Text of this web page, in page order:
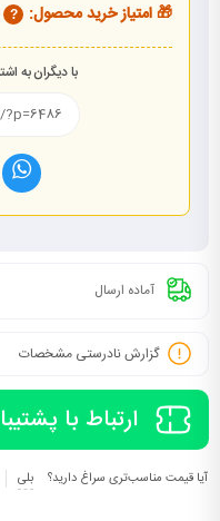
🎁 امتیاز خرید محصول: ?
با دیگران به
آماده ارسال
گزارش نادرستی مشخصات
ارتباط با
آیا قیمت مناسب‌تری سراغ دارید؟ بلی